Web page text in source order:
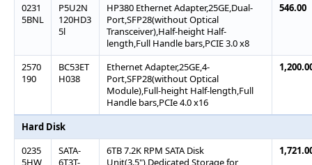
0231
5BNL
P5U2N
120HD3
5l
HP380 Ethernet Adapter,25GE,Dual-
Port,SFP28(without Optical
Transceiver),Half-height Half-
length,Full Handle bars,PCIE 3.0 x8
546.00
2570
190
BC53ET
H038
Ethernet Adapter,25GE,4-
Port,SFP28(without Optical
Module),Full-height Half-length,Full
Handle bars,PCIe 4.0 x16
Hard Disk
0235
5HW
SATA-
6T3T-
6TB 7.2K RPM SATA Disk
Unit(3.5"),Dedicated Storage for